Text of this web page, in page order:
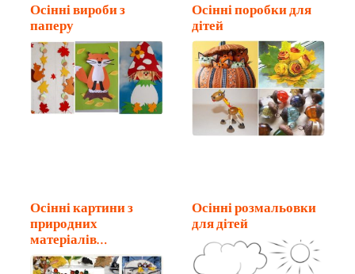
Осінні вироби з
паперу
Осінні поробки для
дітей
Осінні картини з
природних
матеріалів
власноруч
Осінні розмальовки
для дітей